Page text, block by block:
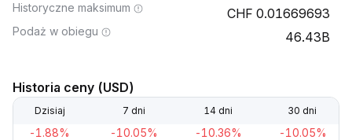
Historyczne maksimum 0.01669693
Podaż w obiegu 46.43B
Historia ceny (USD)
Dzisiaj 7 dni 14 dni 30 dni
-1.88% -10.05% -10.36% -10.05%